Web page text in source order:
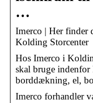
…
Imerco | Her finder
Kolding Storcenter
Hos Imerco i
skal bruge indenfor
borddækning, el,
Imerco forhandler